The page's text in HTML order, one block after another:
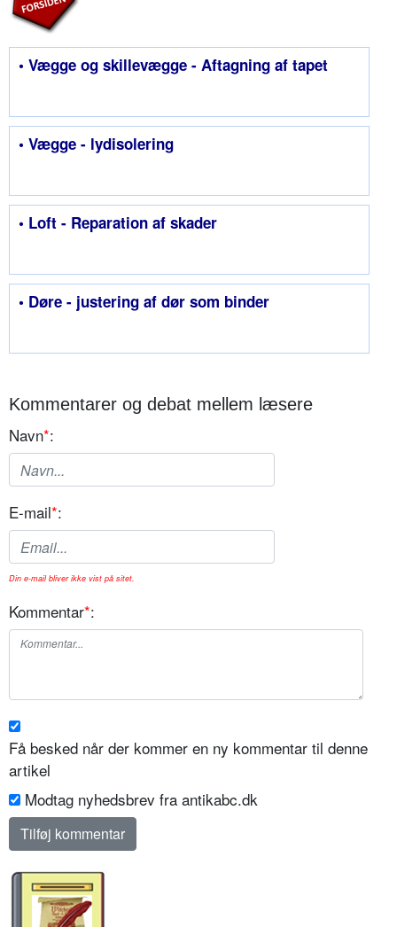
• Vægge og skillevægge - Aftagning af tapet
• Vægge - lydisolering
• Loft - Reparation af skader
• Døre - justering af dør som binder
Kommentarer og debat mellem læsere
Navn*:
E-mail*:
Din e-mail bliver ikke vist på sitet.
Kommentar*:
Få besked når der kommer en ny kommentar til denne
artikel
Modtag nyhedsbrev fra antikabc.dk